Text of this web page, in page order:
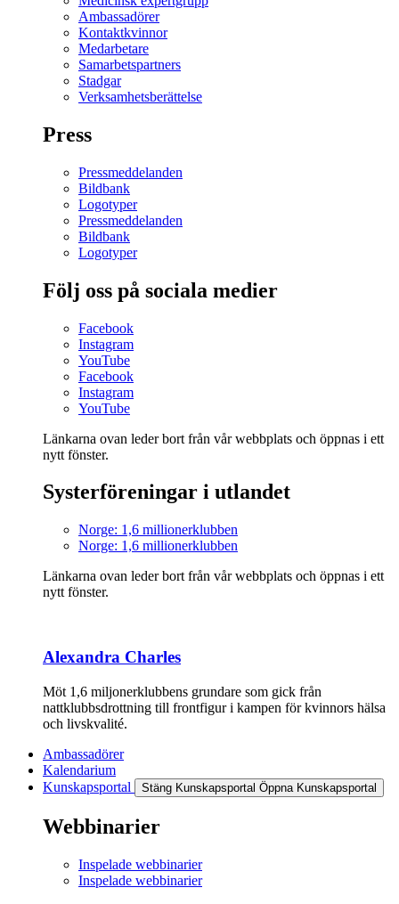
Ambassadörer
Kontaktkvinnor
Medarbetare
Samarbetspartners
Stadgar
Verksamhetsberättelse
Press
Pressmeddelanden
Bildbank
Logotyper
Pressmeddelanden
Bildbank
Logotyper
Följ oss på sociala medier
Facebook
Instagram
YouTube
Facebook
Instagram
YouTube
Länkarna ovan leder bort från vår webbplats och öppnas i ett
nytt fönster.
Systerföreningar i utlandet
Norge: 1,6 millionerklubben
Norge: 1,6 millionerklubben
Länkarna ovan leder bort från vår webbplats och öppnas i ett
nytt fönster.
Alexandra Charles
Möt 1,6 miljonerklubbens grundare som gick från
nattklubbsdrottning till frontfigur i kampen för kvinnors hälsa
och livskvalité.
Ambassadörer
Kalendarium
Kunskapsportal
Stäng Kunskapsportal Öppna Kunskapsportal
Webbinarier
Inspelade webbinarier
Inspelade webbinarier